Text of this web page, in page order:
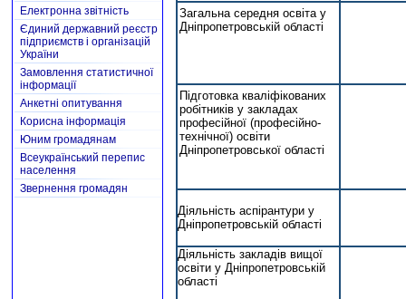
Електронна звітність
Єдиний державний реєстр
підприємств і організацій
України
Замовлення статистичної
інформації
Анкетні опитування
Корисна інформація
Юним громадянам
Всеукраїнський перепис
населення
Звернення громадян
Загальна середня освіта у
Дніпропетровській області
Підготовка кваліфікованих
робітників у закладах
професійної (професійно-
технічної) освіти
Дніпропетровської області
Діяльність аспірантури у
Дніпропетровській області
Діяльність закладів вищої
освіти у Дніпропетровській
області